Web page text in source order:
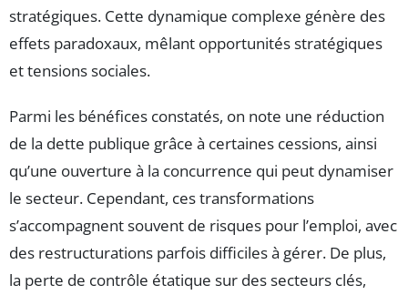
stratégiques. Cette dynamique complexe génère des
effets paradoxaux, mêlant opportunités stratégiques
et tensions sociales.
Parmi les bénéfices constatés, on note une réduction
de la dette publique grâce à certaines cessions, ainsi
qu’une ouverture à la concurrence qui peut dynamiser
le secteur. Cependant, ces transformations
s’accompagnent souvent de risques pour l’emploi, avec
des restructurations parfois difficiles à gérer. De plus,
la perte de contrôle étatique sur des secteurs clés,